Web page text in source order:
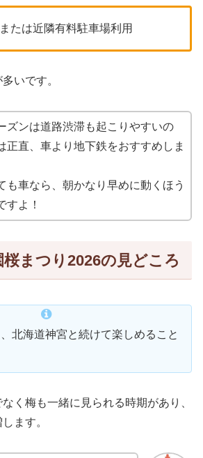
たは近隣有料駐車場利用
いです。
ズンは道路渋滞も起こりやすいの
正直、車より地下鉄をおすすめしま
も車なら、朝かなり早めに動くほう
すよ！
まつり2026の見どころ
北海道神宮と続けて楽しめること
く梅も一緒に見られる時期があり、
ます。